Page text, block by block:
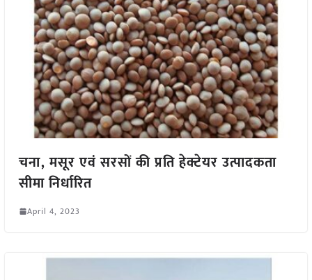
चना, मसूर एवं सरसों की प्रति हेक्टेयर उत्पादकता
सीमा निर्धारित
April 4, 2023